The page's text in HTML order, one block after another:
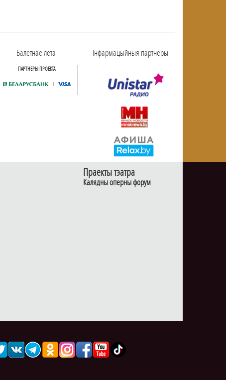
Балетнае лета
ПАРТНЕРЫ ПРОЕКТА
Інфармацыйныя партнёры
Праекты тэатра
Калядны оперны форум